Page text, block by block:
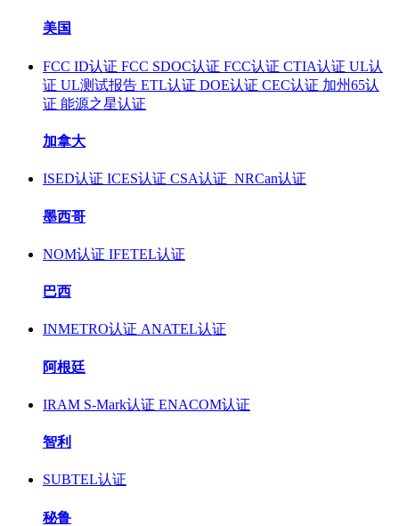
美国
FCC ID认证 FCC SDOC认证 FCC认证 CTIA认证 UL认
证 UL测试报告 ETL认证 DOE认证 CEC认证 加州65认
证 能源之星认证
加拿大
ISED认证 ICES认证 CSA认证 NRCan认证
墨西哥
NOM认证 IFETEL认证
巴西
INMETRO认证 ANATEL认证
阿根廷
IRAM S-Mark认证 ENACOM认证
智利
SUBTEL认证
秘鲁